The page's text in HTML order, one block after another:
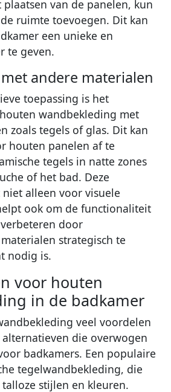
van de panelen, kun
ruimte toevoegen. Dit kan
een unieke en
te geven.
andere materialen
toepassing is het
wandbekleding met
zoals tegels of glas. Dit kan
houten panelen af te
tegels in natte zones
of het bad. Deze
alleen voor visuele
ook om de functionaliteit
door
strategisch te
nodig is.
voor houten
in de badkamer
veel voordelen
die overwogen
badkamers. Een populaire
tegelwandbekleding, die
stijlen en kleuren.